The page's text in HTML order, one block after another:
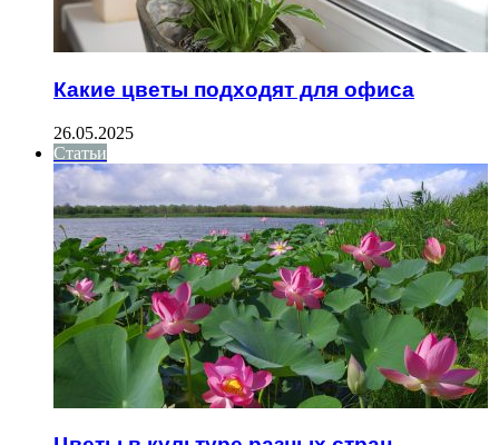
Какие цветы подходят для офиса
26.05.2025
Статьи